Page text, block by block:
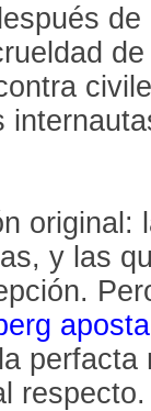
original:
y las
respecto.